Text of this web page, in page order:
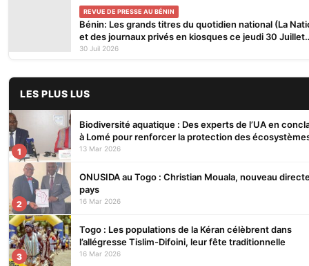
REVUE DE PRESSE AU BÉNIN
Bénin: Les grands titres du quotidien national (La
et des journaux privés en kiosques ce jeudi 30 Juillet
2026
30 Juil 2026
LES PLUS LUS
1
Biodiversité aquatique : Des experts de l’UA en
à Lomé pour renforcer la protection des
13 Mar 2026
2
ONUSIDA au Togo : Christian Mouala, nouveau
pays
16 Mar 2026
3
Togo : Les populations de la Kéran célèbrent dans
l’allégresse Tislim-Difoini, leur fête traditionnelle
16 Mar 2026